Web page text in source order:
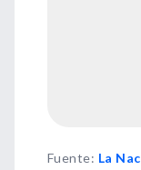
Fuente: La